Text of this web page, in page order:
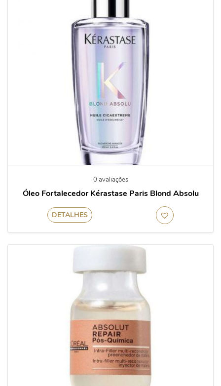
0 avaliações
Óleo Fortalecedor Kérastase Paris Blond Absolu
DETALHES